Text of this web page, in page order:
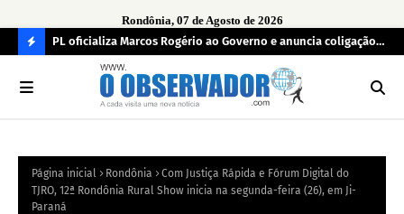
Rondônia, 07 de Agosto de 2026
O
R
A
PL oficializa Marcos Rogério ao Governo e anuncia coligação
com cinco partidos em Rondônia
Página inicial Rondônia
Com Justiça Rápida e Fórum Digital do
TJRO, 12ª Rondônia Rural Show inicia na segunda-feira (26), em Ji-
Paraná